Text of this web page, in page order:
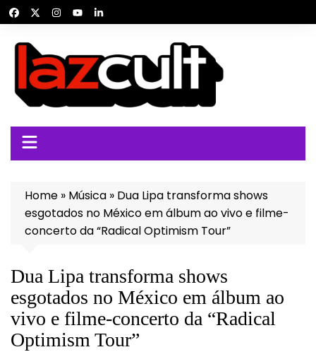
para
conteúdo
Home » Música » Dua Lipa transforma shows
esgotados no México em álbum ao vivo e filme-
concerto da “Radical Optimism Tour”
Dua Lipa transforma shows
esgotados no México em álbum ao
vivo e filme-concerto da “Radical
Optimism Tour”